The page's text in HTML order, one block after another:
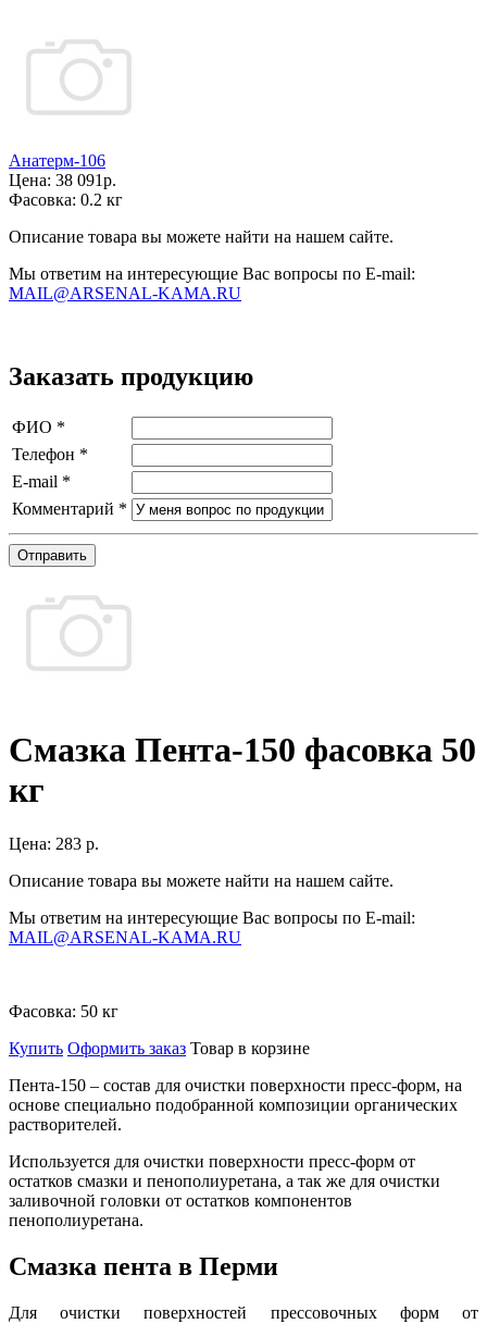
Анатерм-106
Цена: 38 091р.
Фасовка: 0.2 кг
Описание товара вы можете найти на нашем сайте.
Мы ответим на интересующие Вас вопросы по E-mail:
MAIL@ARSENAL-KAMA.RU
Заказать продукцию
ФИО *
Телефон *
E-mail *
Комментарий *
Отправить
Смазка Пента-150 фасовка 50
кг
Цена: 283 р.
Описание товара вы можете найти на нашем сайте.
Мы ответим на интересующие Вас вопросы по E-mail:
MAIL@ARSENAL-KAMA.RU
Фасовка: 50 кг
Купить Оформить заказ Товар в корзине
Пента-150 – состав для очистки поверхности пресс-форм, на
основе специально подобранной композиции органических
растворителей.
Используется для очистки поверхности пресс-форм от
остатков смазки и пенополиуретана, а так же для очистки
заливочной головки от остатков компонентов
пенополиуретана.
Смазка пента в Перми
Для очистки поверхностей прессовочных форм от